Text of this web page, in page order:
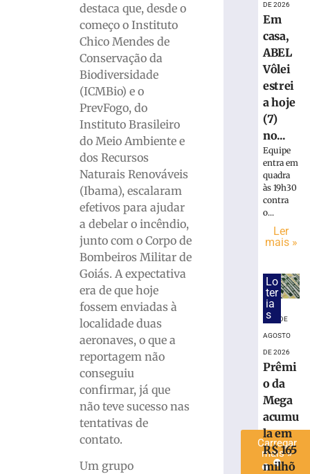
destaca que, desde o
começo o Instituto
Chico Mendes de
Conservação da
Biodiversidade
(ICMBio) e o
PrevFogo, do
Instituto Brasileiro
do Meio Ambiente e
dos Recursos
Naturais Renováveis
(Ibama), escalaram
efetivos para ajudar
a debelar o incêndio,
junto com o Corpo de
Bombeiros Militar de
Goiás. A expectativa
era de que hoje
fossem enviadas à
localidade duas
aeronaves, o que a
reportagem não
conseguiu
confirmar, já que
não teve sucesso nas
tentativas de
contato.
Um grupo
mais
morre
após
bater
traseira
durante
passageira
agosto
mais
Carregar
mais »
DE 2026
Em
casa,
ABEL
Vôlei
estrei
a hoje
(7)
no...
Equipe
entra em
quadra
às 19h30
contra
o...
Ler
mais »
Lo
ter
ia
s
7 DE
AGOSTO
DE 2026
Prêmi
o da
Mega
acumu
la em
R$ 165
milhõ